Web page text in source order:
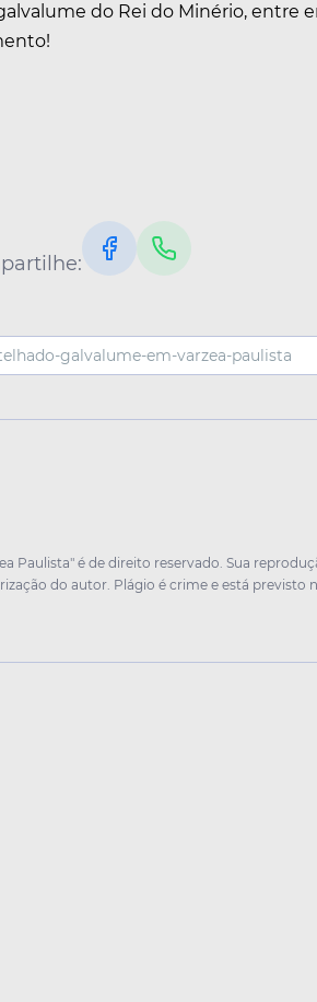
do Rei do Minério, entre
Paulista" é de direito reservado. Sua
do autor. Plágio é crime e está previsto